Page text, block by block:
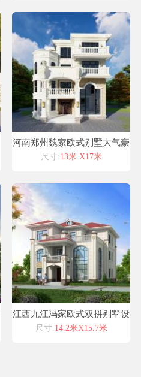
河南郑州魏家欧式别墅大气豪
宅定制设计
尺寸:13米 X17米
江西九江冯家欧式双拼别墅设
计喜天下别墅设计案例
尺寸:14.2米X15.7米